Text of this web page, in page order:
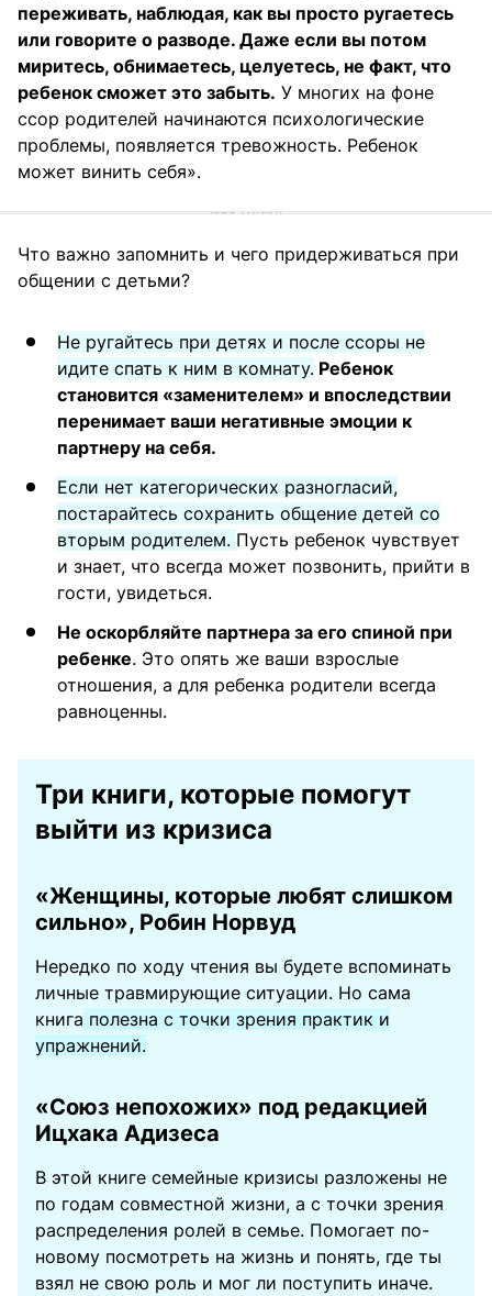
переживать, наблюдая, как вы просто ругаетесь
или говорите о разводе. Даже если вы потом
миритесь, обнимаетесь, целуетесь, не факт, что
ребенок сможет это забыть. У многих на фоне
ссор родителей начинаются психологические
проблемы, появляется тревожность. Ребенок
может винить себя».
Что важно запомнить и чего придерживаться при
общении с детьми?
Не ругайтесь при детях и после ссоры не
идите спать к ним в комнату. Ребенок
становится «заменителем» и впоследствии
перенимает ваши негативные эмоции к
партнеру на себя.
Если нет категорических разногласий,
постарайтесь сохранить общение детей со
вторым родителем. Пусть ребенок чувствует
и знает, что всегда может позвонить, прийти в
гости, увидеться.
Не оскорбляйте партнера за его спиной при
ребенке. Это опять же ваши взрослые
отношения, а для ребенка родители всегда
равноценны.
Три книги, которые помогут
выйти из кризиса
«Женщины, которые любят слишком
сильно», Робин Норвуд
Нередко по ходу чтения вы будете вспоминать
личные травмирующие ситуации. Но сама
книга полезна с точки зрения практик и
упражнений.
«Союз непохожих» под редакцией
Ицхака Адизеса
В этой книге семейные кризисы разложены не
по годам совместной жизни, а с точки зрения
распределения ролей в семье. Помогает по-
новому посмотреть на жизнь и понять, где ты
взял не свою роль и мог ли поступить иначе.